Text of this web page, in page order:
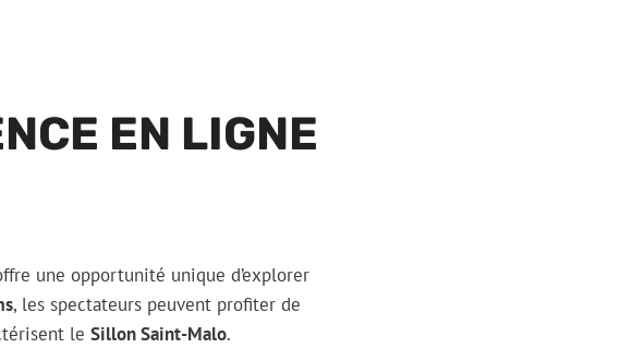
EN LIGNE
une opportunité unique d’explorer
, les spectateurs peuvent profiter de
le Sillon Saint-Malo.